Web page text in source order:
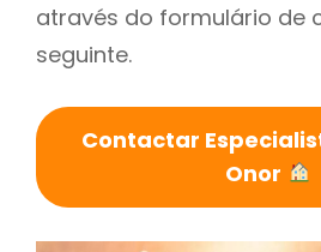
através do formulário de
seguinte.
Contactar
Onor